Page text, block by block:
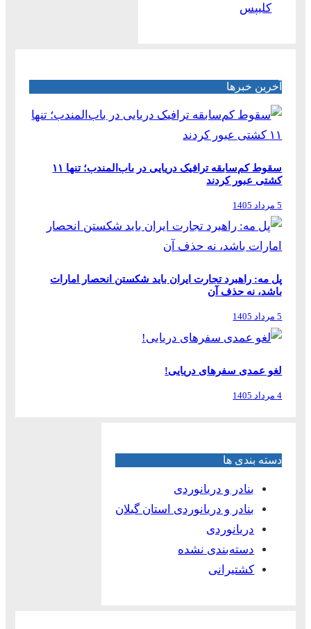
کلیپس
آخرین خبرها
سقوط کم‌سابقه ترافیک دریایی در باب‌المندب؛ تنها ۱۱
کشتی عبور کردند
5 مرداد 1405
پل مه: راهبرد تجارت ایران باید شکستن انحصار امارات
باشد، نه حذف آن
5 مرداد 1405
لغو عمدی سفرهای دریایی!
4 مرداد 1405
دسته بندی ها
بنادر و دریانوردی
بنادر و دریانوردی استان گیلان
دریانوردی
دسته‌بندی نشده
کشتیرانی